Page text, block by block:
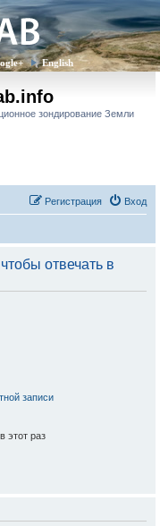
English
зондирование Земли
Вход
Регистрация
отвечать в
записи
этот раз